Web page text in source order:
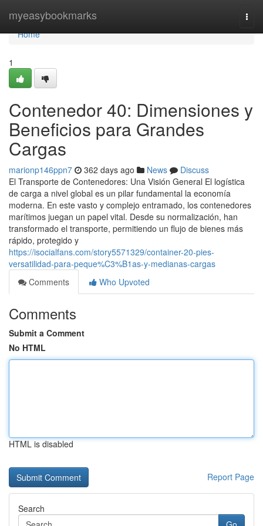
myeasybookmarks
Home
Home
1
Contenedor 40: Dimensiones y
Beneficios para Grandes
Cargas
marionp146ppn7 362 days ago News
Discuss
El Transporte de Contenedores: Una Visión General El logística
de carga a nivel global es un pilar fundamental la economía
moderna. En este vasto y complejo entramado, los contenedores
marítimos juegan un papel vital. Desde su normalización, han
transformado el transporte, permitiendo un flujo de bienes más
rápido, protegido y
https://isocialfans.com/story5571329/container-20-pies-
versatilidad-para-peque%C3%B1as-y-medianas-cargas
Comments
Who Upvoted
Comments
Submit a Comment
No HTML
HTML is disabled
Report Page
Search